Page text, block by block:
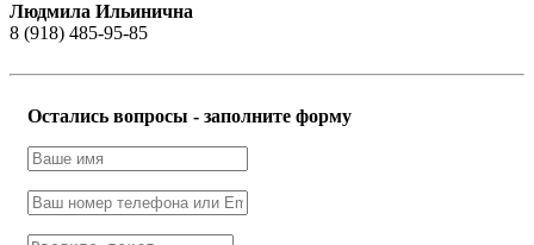
Людмила Ильинична
8 (918) 485-95-85
Остались вопросы - заполните форму